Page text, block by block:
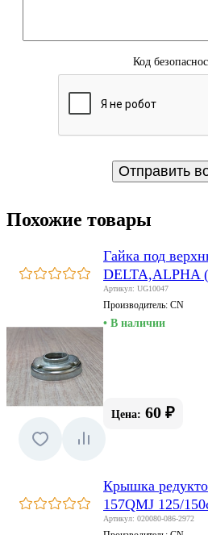
Код
Похожие товары
Гайка под
DELTA,ALPHA
Артикул: UG10047
Производитель: CN
• В наличии
Цена: 60 ₽
Крышка
157QMJ 125/
Артикул: 020080-086-2972